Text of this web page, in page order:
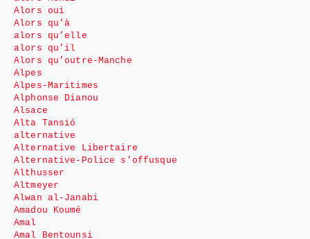
Alors oui
Alors qu’à
alors qu’elle
alors qu’il
Alors qu’outre-Manche
Alpes
Alpes-Maritimes
Alphonse Dianou
Alsace
Alta Tansió
alternative
Alternative Libertaire
Alternative-Police s’offusque
Althusser
Altmeyer
Alwan al-Janabi
Amadou Koumé
Amal
Amal Bentounsi